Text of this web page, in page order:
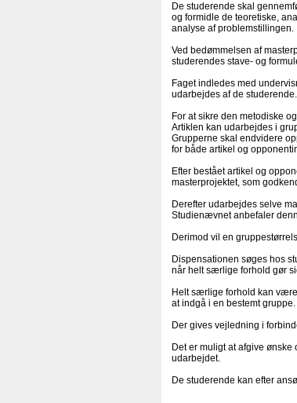
De studerende skal
og formidle de teoretiske,
analyse af problemstillingen.
Ved bedømmelsen af
studerendes stave- og
Faget indledes med
udarbejdes af de studerende.
For at sikre den metodiske
Artiklen kan udarbejdes i
Grupperne skal endvidere
for både artikel og
Efter bestået artikel og
masterprojektet, som
Derefter udarbejdes selve
Studienævnet anbefaler
Derimod vil en
Dispensationen søges hos
når helt særlige forhold gør
Helt særlige forhold kan
at indgå i en bestemt gruppe.
Der gives vejledning i
Det er muligt at afgive
udarbejdet.
De studerende kan efter